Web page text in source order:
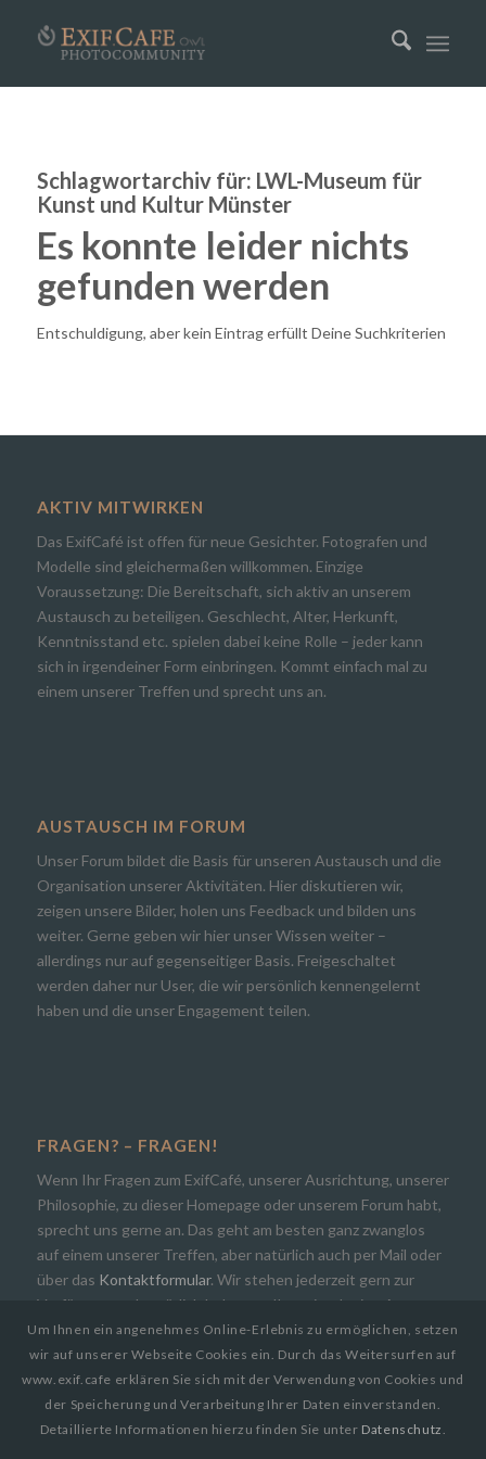
Schlagwortarchiv für: LWL-Museum für
Kunst und Kultur Münster
Es konnte leider nichts
gefunden werden
Entschuldigung, aber kein Eintrag erfüllt Deine Suchkriterien
AKTIV MITWIRKEN
Das ExifCafé ist offen für neue Gesichter. Fotografen und
Modelle sind gleichermaßen willkommen. Einzige
Voraussetzung: Die Bereitschaft, sich aktiv an unserem
Austausch zu beteiligen. Geschlecht, Alter, Herkunft,
Kenntnisstand etc. spielen dabei keine Rolle – jeder kann
sich in irgendeiner Form einbringen. Kommt einfach mal zu
einem unserer Treffen und sprecht uns an.
AUSTAUSCH IM FORUM
Unser Forum bildet die Basis für unseren Austausch und die
Organisation unserer Aktivitäten. Hier diskutieren wir,
zeigen unsere Bilder, holen uns Feedback und bilden uns
weiter. Gerne geben wir hier unser Wissen weiter –
allerdings nur auf gegenseitiger Basis. Freigeschaltet
werden daher nur User, die wir persönlich kennengelernt
haben und die unser Engagement teilen.
FRAGEN? – FRAGEN!
Wenn Ihr Fragen zum ExifCafé, unserer Ausrichtung, unserer
Philosophie, zu dieser Homepage oder unserem Forum habt,
sprecht uns gerne an. Das geht am besten ganz zwanglos
auf einem unserer Treffen, aber natürlich auch per Mail oder
über das Kontaktformular. Wir stehen jederzeit gern zur
Verfügung und natürlich bekommt Ihr zeitnah eine Antwort.
Um Ihnen ein angenehmes Online-Erlebnis zu ermöglichen, setzen
wir auf unserer Webseite Cookies ein. Durch das Weitersurfen auf
www.exif.cafe erklären Sie sich mit der Verwendung von Cookies und
der Speicherung und Verarbeitung Ihrer Daten einverstanden.
Detaillierte Informationen hierzu finden Sie unter Datenschutz.